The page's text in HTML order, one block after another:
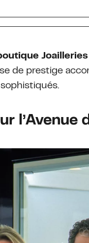
de prestige
l’Avenue